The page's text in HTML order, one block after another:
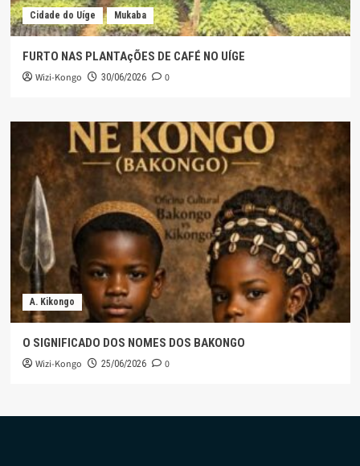
Cidade do Uíge Mukaba
FURTO NAS PLANTAçÕES DE CAFÉ NO UÍGE
Wizi-Kongo 30/06/2026 0
A. Kikongo
O SIGNIFICADO DOS NOMES DOS BAKONGO
Wizi-Kongo 25/06/2026 0